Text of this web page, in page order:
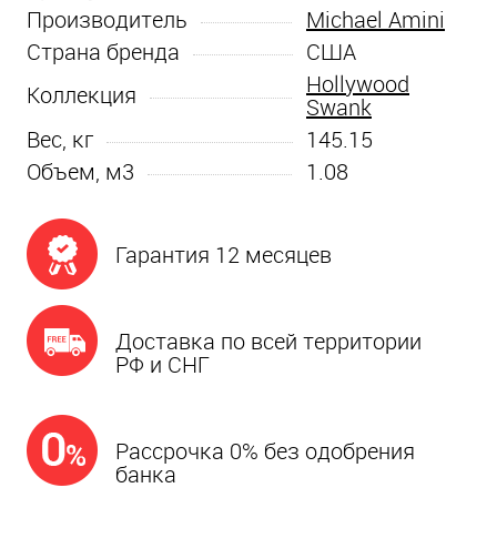
Производитель
Michael Amini
Страна бренда
США
Коллекция
Hollywood
Swank
Вес, кг
145.15
Объем, м3
1.08
Гарантия 12 месяцев
Доставка по всей территории
РФ и СНГ
Рассрочка 0% без одобрения
банка